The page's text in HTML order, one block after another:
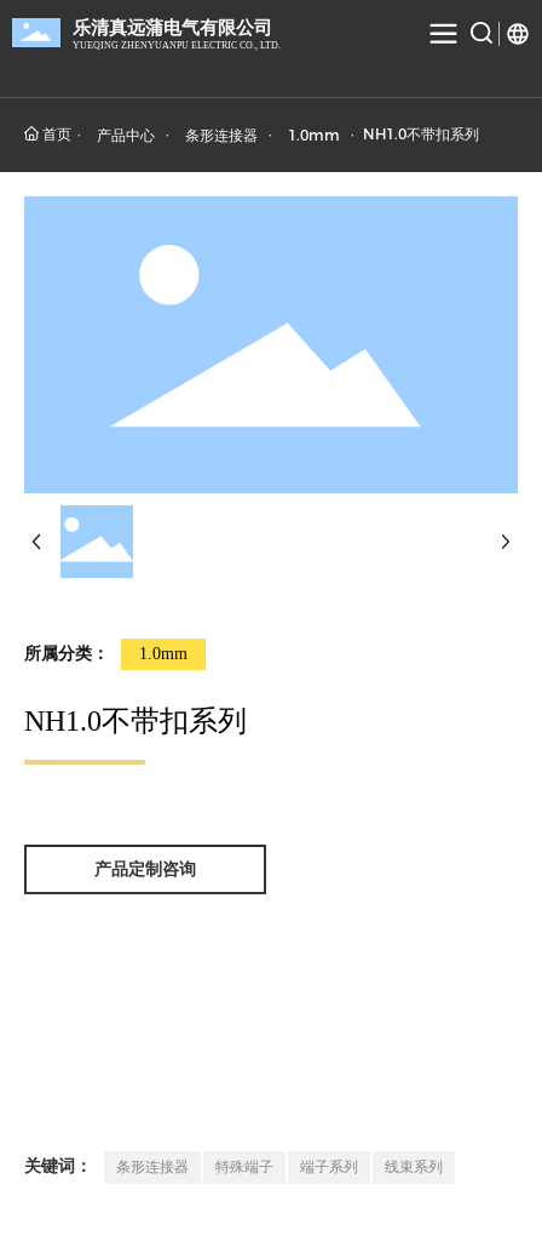
乐清真远蒲电气有限公司
YUEQING ZHENYUANPU ELECTRIC CO., LTD.
首页 产品中心 条形连接器 1.0mm NH1.0不带扣系列
所属分类： 1.0mm
NH1.0不带扣系列
产品定制咨询
关键词： 条形连接器 特殊端子 端子系列 线束系列